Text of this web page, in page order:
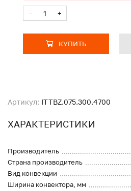
Артикул: ITTBZ.075.300.4700
ХАРАКТЕРИСТИКИ
Производитель
Страна производитель
Вид конвекции
Ширина конвектора, мм
- +
КУПИТЬ